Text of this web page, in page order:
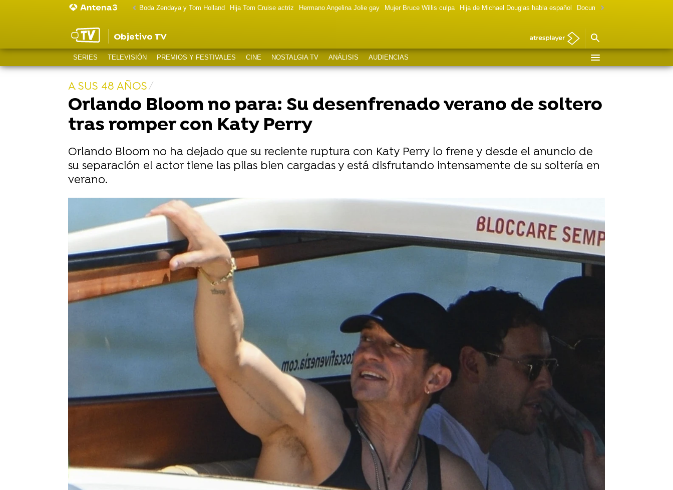
Boda Zendaya y Tom Holland Hija Tom Cruise actriz Hermano Angelina Jolie gay Mujer Bruce Willis culpa Hija de Michael Douglas habla español Documental Las chicas Gilmore
Objetivo TV
SERIES TELEVISIÓN PREMIOS Y FESTIVALES CINE NOSTALGIA TV ANÁLISIS AUDIENCIAS
A SUS 48 AÑOS
Orlando Bloom no para: Su desenfrenado verano de soltero
tras romper con Katy Perry
Orlando Bloom no ha dejado que su reciente ruptura con Katy Perry lo frene y desde el anuncio de
su separación el actor tiene las pilas bien cargadas y está disfrutando intensamente de su soltería en
verano.
Katy Perry y Orlando Bloom, pillados felices y de vacaciones juntos en sus primeras fotos tras confirmar su ruptura
Candela Rabadán
WhatsappFacebook Flipboard
Orlando Bloom y Katy Perry anunciaron oficialmente
su
ruptura, el actor llevaun verano desenfrenado
, en el que parece
no haber un hueco en blanco en su agenda.